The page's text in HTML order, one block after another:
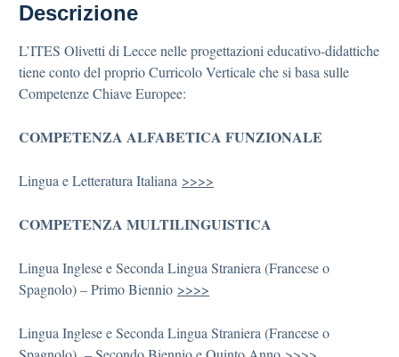
Descrizione
L’ITES Olivetti di Lecce nelle progettazioni educativo-didattiche
tiene conto del proprio Curricolo Verticale che si basa sulle
Competenze Chiave Europee:
COMPETENZA ALFABETICA FUNZIONALE
Lingua e Letteratura Italiana >>>>
COMPETENZA MULTILINGUISTICA
Lingua Inglese e Seconda Lingua Straniera (Francese o
Spagnolo) – Primo Biennio >>>>
Lingua Inglese e Seconda Lingua Straniera (Francese o